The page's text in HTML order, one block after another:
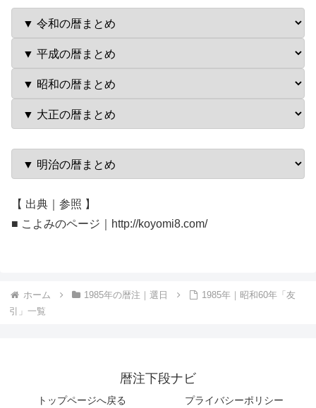
【 出典｜参照 】
■ こよみのページ｜http://koyomi8.com/
ホーム 1985年の暦注｜選日
1985年｜昭和60年「友
引」一覧
暦注下段ナビ
トップページへ戻る プライバシーポリシー